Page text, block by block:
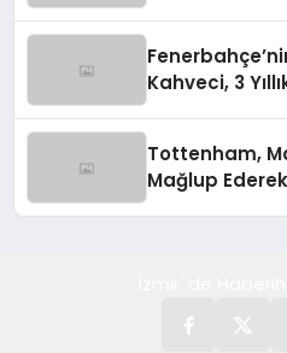
Kahveci, 3
Tottenham,
Mağlup